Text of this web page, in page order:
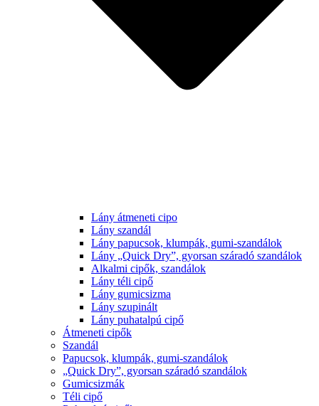
Lány átmeneti cipo
Lány szandál
Lány papucsok, klumpák, gumi-szandálok
Lány „Quick Dry”, gyorsan száradó szandálok
Alkalmi cipők, szandálok
Lány téli cipő
Lány gumicsizma
Lány szupinált
Lány puhatalpú cipő
Átmeneti cipők
Szandál
Papucsok, klumpák, gumi-szandálok
„Quick Dry”, gyorsan száradó szandálok
Gumicsizmák
Téli cipő